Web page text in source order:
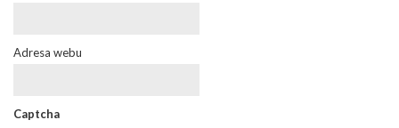
Adresa webu
Captcha